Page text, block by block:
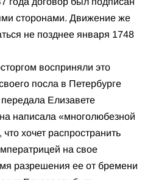
сторонами. Движение же
не позднее января 1748
восприняли это
посла в Петербурге
Елизавете
написала «многолюбезной
хочет распространить
на свое
разрешения ее от бремени